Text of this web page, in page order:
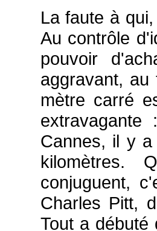
La faute à
Au contrôle
pouvoir
aggravant,
mètre carré
Cannes, il y
kilomètres.
conjuguent,
Charles Pitt,
Tout a débuté